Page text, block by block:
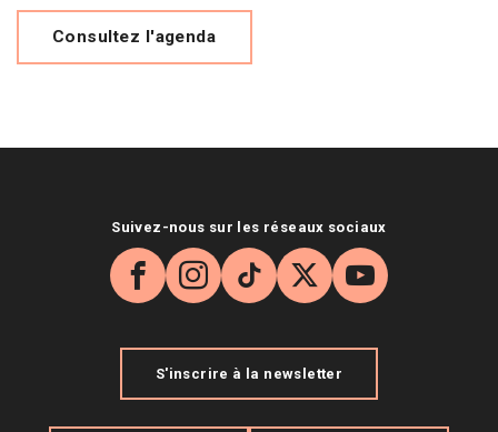
Consultez l'agenda
Suivez-nous sur les réseaux sociaux
Facebook
Instagram
TikTok
X YouTube
S'inscrire à la newsletter